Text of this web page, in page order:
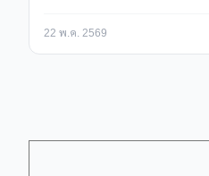
กองบริการการศึกษา
22 พ.ค. 2569